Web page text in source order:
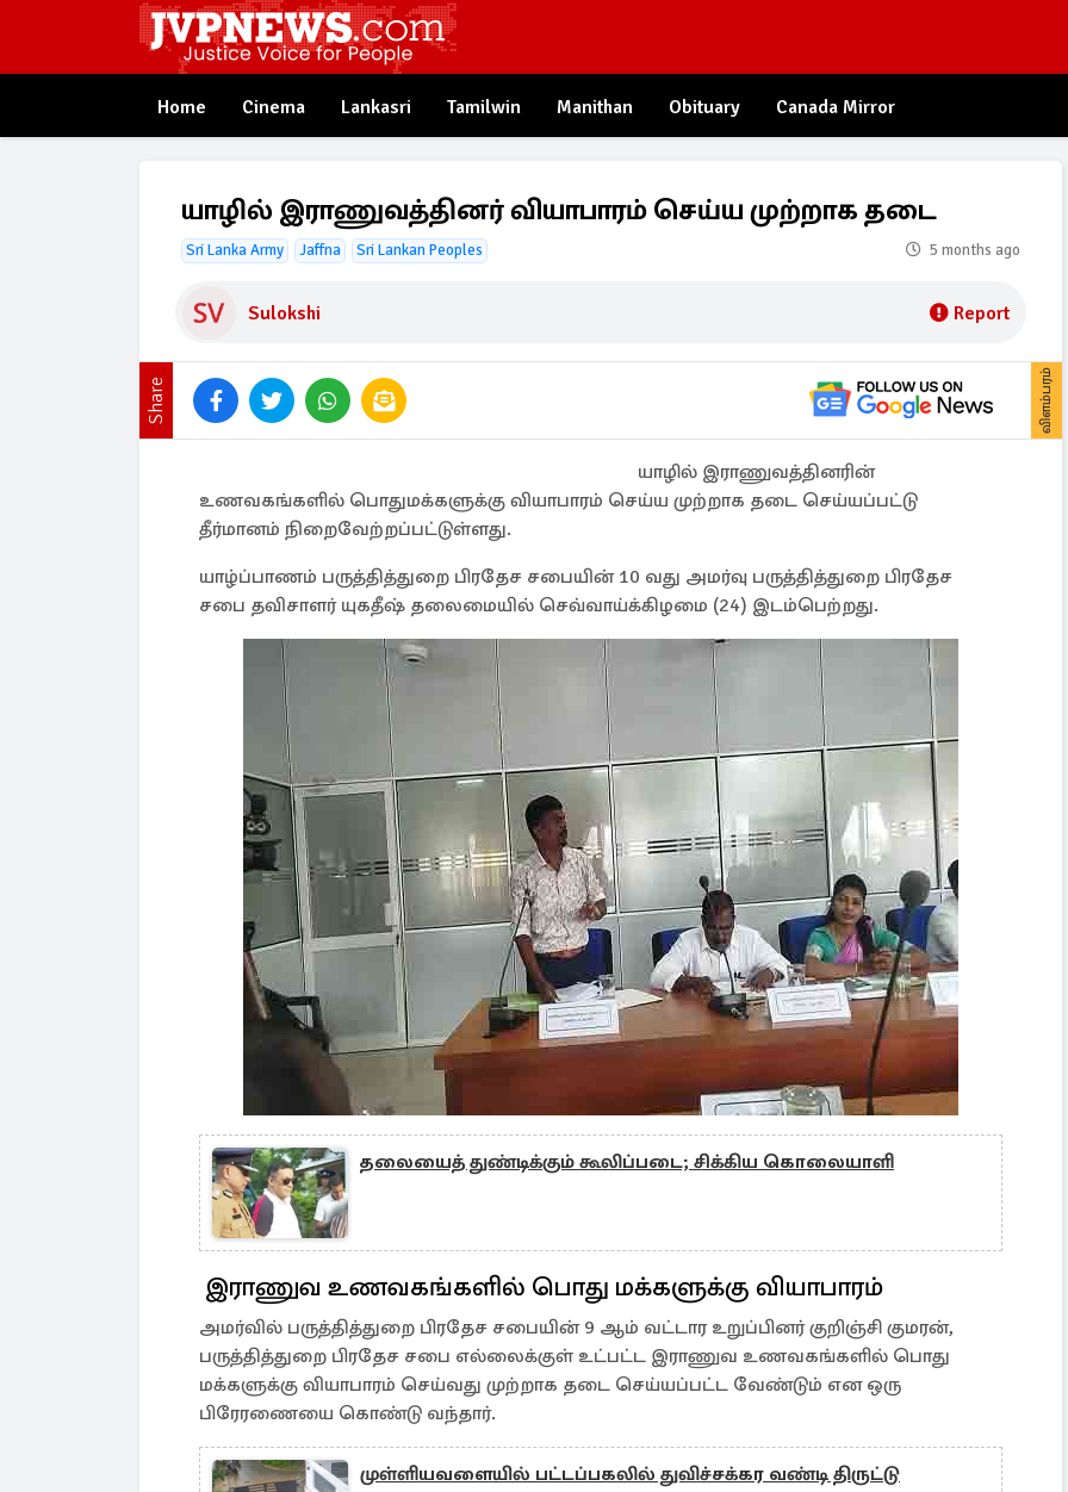
Home Cinema Lankasri Tamilwin Manithan Obituary Canada Mirror
யாழில் இராணுவத்தினர் வியாபாரம் செய்ய முற்றாக தடை
Sri Lanka Army Jaffna Sri Lankan Peoples 5 months ago
Sulokshi Report
Share விளம்பரம்
யாழில் இராணுவத்தினரின்
உணவகங்களில் பொதுமக்களுக்கு வியாபாரம் செய்ய முற்றாக தடை செய்யப்பட்டு
தீர்மானம் நிறைவேற்றப்பட்டுள்ளது.
யாழ்ப்பாணம் பருத்தித்துறை பிரதேச சபையின் 10 வது அமர்வு பருத்தித்துறை பிரதேச
சபை தவிசாளர் யுகதீஷ் தலைமையில் செவ்வாய்க்கிழமை (24) இடம்பெற்றது.
தலையைத் துண்டிக்கும் கூலிப்படை; சிக்கிய கொலையாளி
இராணுவ உணவகங்களில் பொது மக்களுக்கு வியாபாரம்
அமர்வில் பருத்தித்துறை பிரதேச சபையின் 9 ஆம் வட்டார உறுப்பினர் குறிஞ்சி குமரன்,
பருத்தித்துறை பிரதேச சபை எல்லைக்குள் உட்பட்ட இராணுவ உணவகங்களில் பொது
மக்களுக்கு வியாபாரம் செய்வது முற்றாக தடை செய்யப்பட்ட வேண்டும் என ஒரு
பிரேரணையை கொண்டு வந்தார்.
முள்ளியவளையில் பட்டப்பகலில் துவிச்சக்கர வண்டி திருட்டு